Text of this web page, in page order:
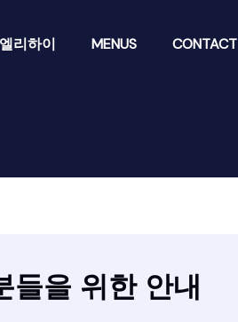
엘리하이 MENUS CONTACT
들을 위한 안내